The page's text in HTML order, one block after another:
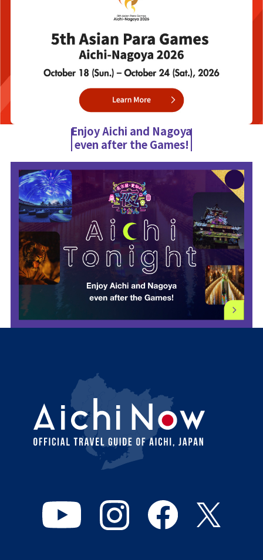
Enjoy Aichi and Nagoya
even after the Games!